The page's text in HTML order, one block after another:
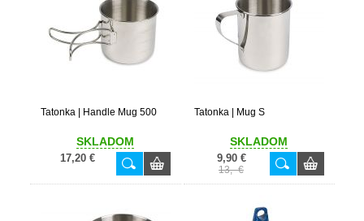
Tatonka | Handle Mug 500
SKLADOM
17,20 €
Tatonka | Mug S
SKLADOM
9,90 €
13,- €